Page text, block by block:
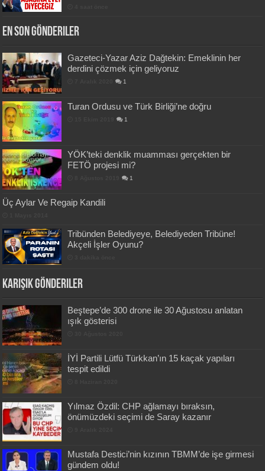
En Son Gönderiler
Gazeteci-Yazar Aziz Dağtekin: Emeklinin her
derdini çözmek için geliyoruz
1
Turan Ordusu ve Türk Birliği’ne doğru
1
YÖK’teki denklik muamması gerçekten bir
FETÖ projesi mi?
1
Üç Aylar Ve Regaip Kandili
Tribünden Belediyeye, Belediyeden Tribüne!
Akçeli İşler Oyunu?
Karışık Gönderiler
Beştepe’de 300 drone ile 30 Ağustosu anlatan
ışık gösterisi
İYİ Partili Lütfü Türkkan’ın 15 kaçak yapıları
tespit edildi
Yılmaz Özdil: CHP ağlamayı bıraksın,
önümüzdeki seçimi de Saray kazanır
Mustafa Destici’nin kızının TBMM’de işe girmesi
gündem oldu!